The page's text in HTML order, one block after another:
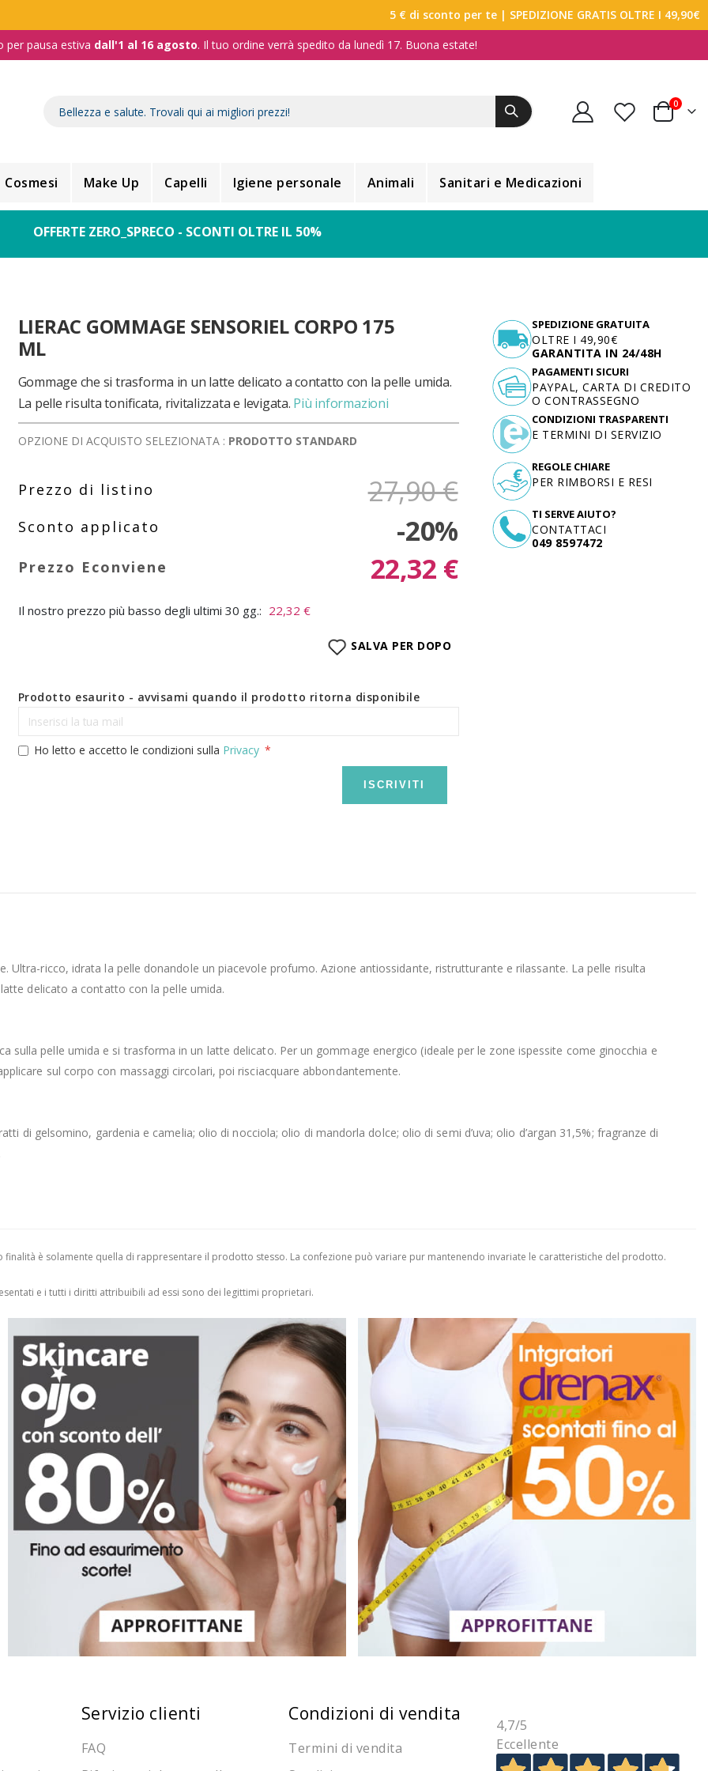
5 € di sconto per te | SPEDIZIONE GRATIS OLTRE I 49,90€
per pausa estiva dall'1 al 16 agosto. Il tuo ordine verrà spedito da lunedì 17. Buona estate!
Carrello
0
Cosmesi Make Up Capelli Igiene personale Animali Sanitari e Medicazioni
OFFERTE ZERO_SPRECO - SCONTI OLTRE IL 50%
LIERAC GOMMAGE SENSORIEL CORPO 175
ML
Gommage che si trasforma in un latte delicato a contatto con la pelle umida.
La pelle risulta tonificata, rivitalizzata e levigata. Più informazioni
OPZIONE DI ACQUISTO SELEZIONATA : PRODOTTO STANDARD
27,90 €
-20%
22,32 €
Il nostro prezzo più basso degli ultimi 30 gg.: 22,32 €
SALVA PER DOPO
Prodotto esaurito - avvisami quando il prodotto ritorna disponibile
Ho letto e accetto le condizioni sulla Privacy
ISCRIVITI
SPEDIZIONE GRATUITA
OLTRE I 49,90€
GARANTITA IN 24/48H
TI SERVE AIUTO?
CONTATTACI
049 8597472
PAGAMENTI SICURI
PAYPAL, CARTA DI CREDITO
O CONTRASSEGNO
CONDIZIONI TRASPARENTI
E TERMINI DI SERVIZIO
REGOLE CHIARE
PER RIMBORSI E RESI
Ultra-ricco, idrata la pelle donandole un piacevole profumo. Azione antiossidante, ristrutturante e rilassante. La pelle risulta
delicato a contatto con la pelle umida.
sulla pelle umida e si trasforma in un latte delicato. Per un gommage energico (ideale per le zone ispessite come ginocchia e
sul corpo con massaggi circolari, poi risciacquare abbondantemente.
di gelsomino, gardenia e camelia; olio di nocciola; olio di mandorla dolce; olio di semi d’uva; olio d’argan 31,5%; fragranze di
è solamente quella di rappresentare il prodotto stesso. La confezione può variare pur mantenendo invariate le caratteristiche del prodotto.
e i tutti i diritti attribuibili ad essi sono dei legittimi proprietari.
Servizio clienti
FAQ
Condizioni di vendita
Termini di vendita
4,7/5
Eccellente